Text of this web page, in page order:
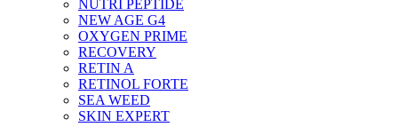
NUTRI PEPTIDE
NEW AGE G4
OXYGEN PRIME
RECOVERY
RETIN A
RETINOL FORTE
SEA WEED
SKIN EXPERT